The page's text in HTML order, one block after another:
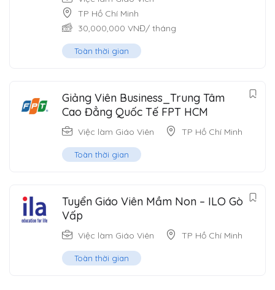
TP Hồ Chí Minh
30,000,000 VNĐ/ tháng
Toàn thời gian
Giảng Viên Business_Trung Tâm
Cao Đẳng Quốc Tế FPT HCM
Việc làm Giáo Viên TP Hồ Chí Minh
Toàn thời gian
Tuyển Giáo Viên Mầm Non – ILO Gò
Vấp
Việc làm Giáo Viên TP Hồ Chí Minh
Toàn thời gian